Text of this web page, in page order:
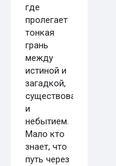
где
пролегает
тонкая
грань
между
истиной и
загадкой,
существованием
и
небытием.
Мало кто
знает, что
путь через